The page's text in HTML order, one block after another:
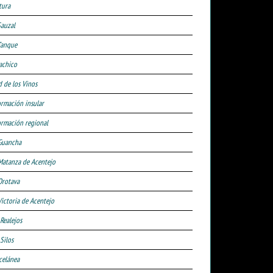
de los Vinos
insular
regional
de Acentejo
de Acentejo